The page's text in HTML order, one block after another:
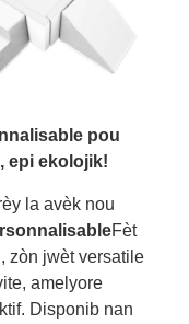
pou
epi ekolojik!
la avèk nou
Fèt
zòn jwèt versatile
amelyore
Disponib nan